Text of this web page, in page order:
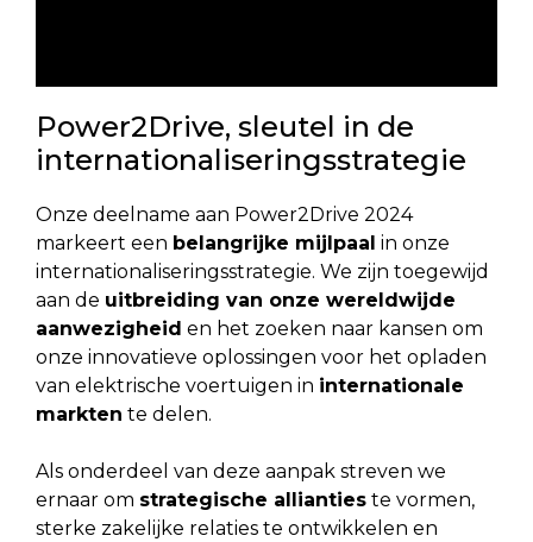
Power2Drive, sleutel in de
internationaliseringsstrategie
Onze deelname aan Power2Drive 2024
markeert een belangrijke mijlpaal in onze
internationaliseringsstrategie. We zijn toegewijd
aan de uitbreiding van onze wereldwijde
aanwezigheid en het zoeken naar kansen om
onze innovatieve oplossingen voor het opladen
van elektrische voertuigen in internationale
markten te delen.
Als onderdeel van deze aanpak streven we
ernaar om strategische allianties te vormen,
sterke zakelijke relaties te ontwikkelen en